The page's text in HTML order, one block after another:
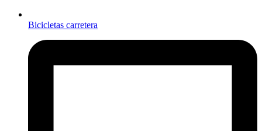
Bicicletas carretera